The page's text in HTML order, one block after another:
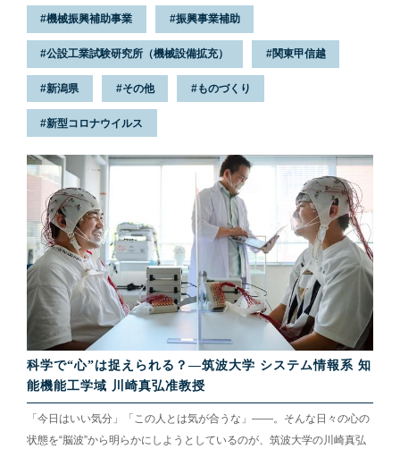
く上回る1万台超。ワクチン接種が進んだ背景には、燕三条地域の企業
の技術力とネットワークがあった。増産の過程で不可欠なディープフリ
ーザーの安全性能を検査したのが、地域の公設試験研究機関（公設
試）、新潟県工業技術総合研究所だ。ワクチン運搬庫が生まれた過程を
探るため、まずは2021年12月中旬、金属加工産業で知られる燕三条地
域にある、ツイ...
機械振興補助事業 振興事業補助
公設工業試験研究所（機械設備拡充） 関東甲信越
新潟県 その他 ものづくり
新型コロナウイルス
科学で“心”は捉えられる？―筑波大学 システム情報系 知
能機能工学域 川崎真弘准教授
「今日はいい気分」「この人とは気が合うな」——。そんな日々の心の
状態を“脳波”から明らかにしようとしているのが、筑波大学の川崎真弘